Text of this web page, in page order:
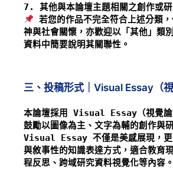
7. 其他與本論壇主題相關之創作或
若您的作品不完全符合上述分類
神與社會關懷，亦歡迎以「其他」類
資料中簡要說明其關聯性。
三、投稿形式｜Visual Essay（視
本論壇採用 Visual Essay（視覺論
鼓勵以圖像為主、文字為輔的創作與
Visual Essay 不僅是美感展現，更
與敘事性的知識表達方式，適合教育
程反思、跨域研究資料視覺化等內容。